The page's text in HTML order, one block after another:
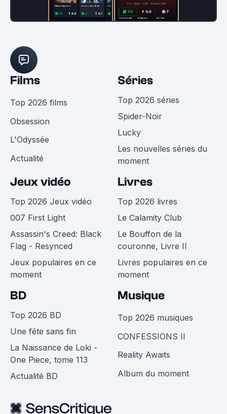
Films
Top 2026 films
Obsession
L'Odyssée
Actualité
Séries
Top 2026 séries
Spider-Noir
Lucky
Les nouvelles séries du
moment
Jeux vidéo
Top 2026 Jeux vidéo
007 First Light
Assassin's Creed: Black
Flag - Resynced
Jeux populaires en ce
moment
Livres
Top 2026 livres
Le Calamity Club
Le Bouffon de la
couronne, Livre II
Livres populaires en ce
moment
BD
Top 2026 BD
Une fête sans fin
La Naissance de Loki -
One Piece, tome 113
Actualité BD
Musique
Top 2026 musiques
CONFESSIONS II
Reality Awaits
Album du moment